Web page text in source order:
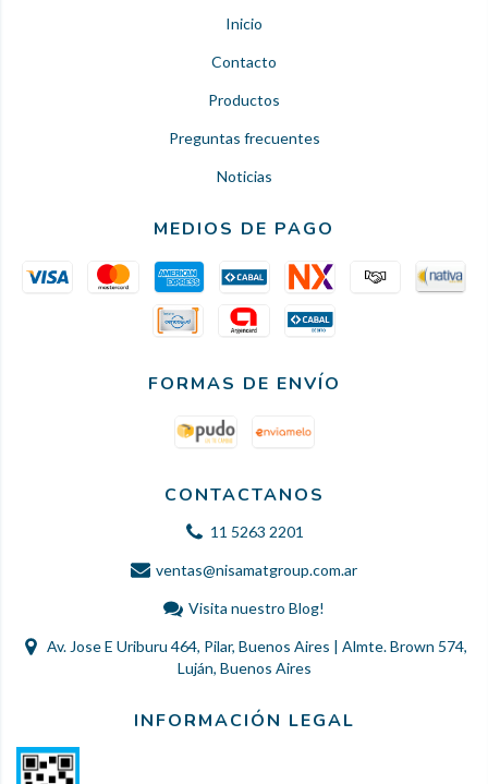
Inicio
Contacto
Productos
Preguntas frecuentes
Noticias
MEDIOS DE PAGO
FORMAS DE ENVÍO
CONTACTANOS
11 5263 2201
ventas@nisamatgroup.com.ar
Visita nuestro Blog!
Av. Jose E Uriburu 464, Pilar, Buenos Aires | Almte. Brown 574,
Luján, Buenos Aires
INFORMACIÓN LEGAL